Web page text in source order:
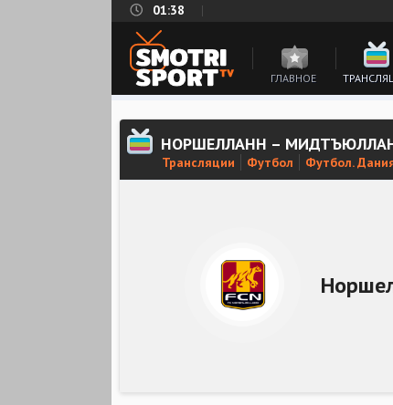
01:38
ГЛАВНОЕ
НОРШЕЛЛАНН –
Трансляции Футбол Футбол.